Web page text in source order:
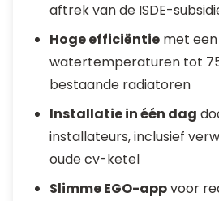
aftrek van de ISDE-
Hoge efficiëntie met een
watertemperaturen tot
bestaande radiatoren
Installatie in één dag
installateurs, inclusief
oude cv-ketel
Slimme EGO-appvoor